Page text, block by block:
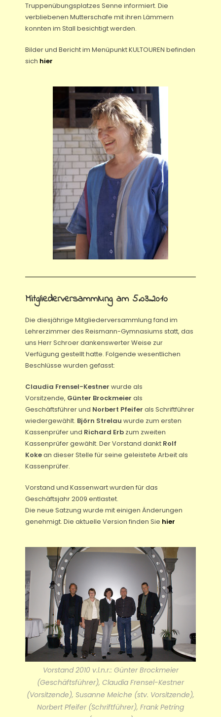
Truppenübungsplatzes Senne informiert. Die
verbliebenen Mutterschafe mit ihren Lämmern
konnten im Stall besichtigt werden.
Bilder und Bericht im Menüpunkt KULTOUREN befinden
sich hier
Mitgliederversammlung am 5.03.2010
Die diesjährige Mitgliederversammlung fand im
Lehrerzimmer des Reismann-Gymnasiums statt, das
uns Herr Schroer dankenswerter Weise zur
Verfügung gestellt hatte. Folgende wesentlichen
Beschlüsse wurden gefasst:
Claudia Frensel-Kestner wurde als
Vorsitzende, Günter Brockmeier als
Geschäftsführer und Norbert Pfeifer als Schriftführer
wiedergewählt. Björn Strelau wurde zum ersten
Kassenprüfer und Richard Erb zum zweiten
Kassenprüfer gewählt. Der Vorstand dankt Rolf
Kokean dieser Stelle für seine geleistete Arbeit als
Kassenprüfer.
Vorstand und Kassenwart wurden für das
Geschäftsjahr 2009 entlastet.
Die neue Satzung wurde mit einigen Änderungen
genehmigt. Die aktuelle Version finden Sie hier
Vorstand 2010 v.l.n.r.: Günter Brockmeier
(Geschäftsführer), Claudia Frensel-Kestner
(Vorsitzende), Susanne Meiche (stv. Vorsitzende),
Norbert Pfeifer (Schriftführer), Frank Petring